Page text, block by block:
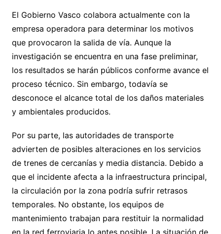
El Gobierno Vasco colabora actualmente con la
empresa operadora para determinar los motivos
que provocaron la salida de vía. Aunque la
investigación se encuentra en una fase preliminar,
los resultados se harán públicos conforme avance el
proceso técnico. Sin embargo, todavía se
desconoce el alcance total de los daños materiales
y ambientales producidos.
Por su parte, las autoridades de transporte
advierten de posibles alteraciones en los servicios
de trenes de cercanías y media distancia. Debido a
que el incidente afecta a la infraestructura principal,
la circulación por la zona podría sufrir retrasos
temporales. No obstante, los equipos de
mantenimiento trabajan para restituir la normalidad
en la red ferroviaria lo antes posible. La situación de